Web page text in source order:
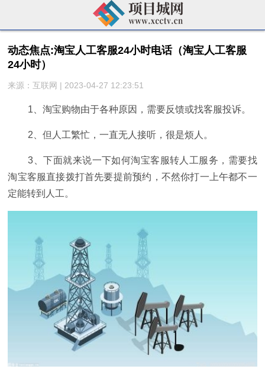
动态焦点:淘宝人工客服24小时电话（淘宝人工客服
24小时）
来源：互联网 | 2023-04-27 12:23:51
1、淘宝购物由于各种原因，需要反馈或找客服投诉。
2、但人工繁忙，一直无人接听，很是烦人。
3、下面就来说一下如何淘宝客服转人工服务，需要找
淘宝客服直接拨打首先要提前预约，不然你打一上午都不一
定能转到人工。